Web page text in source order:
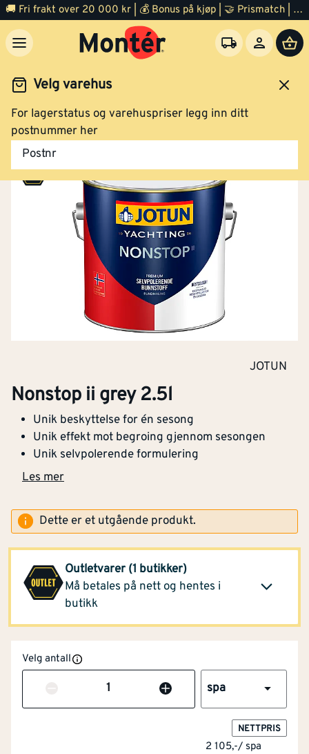
🚚 Fri frakt over 20 000 kr | 💰 Bonus på kjøp | 🤝 Prismatch | ⭐ 100% fornøyd garanti | 🏪 140 byggevarehus
Velg varehus
For lagerstatus og varehuspriser legg inn ditt
postnummer her
Postnr
Jernvare Bil og båtutstyr
JOTUN
Nonstop ii grey 2.5l
Unik beskyttelse for én sesong
Unik effekt mot begroing gjennom sesongen
Unik selvpolerende formulering
Les mer
Dette er et utgående produkt.
Outletvarer (1 butikker)
Må betales på nett og hentes i
butikk
Montér Svelvik (4 spa)
Opprinnelig pris
2 105,-
Klikk og hent
Velg antall
Antall spa
NETTPRIS
2 105,-/ spa